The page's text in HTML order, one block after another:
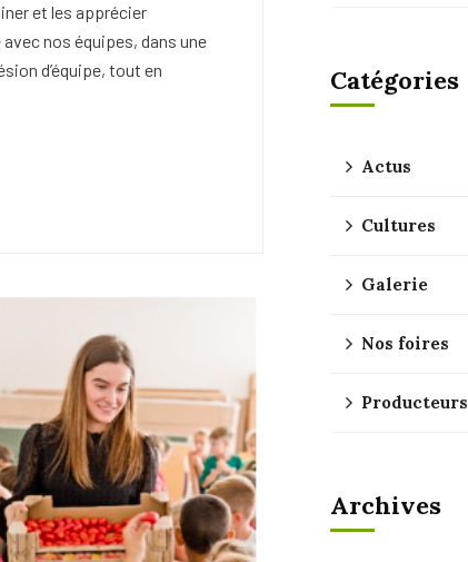
et les apprécier
nos équipes, dans une
d’équipe, tout en
Catégories
Actus
Cultures
Galerie
Nos foires
Producteurs
Archives